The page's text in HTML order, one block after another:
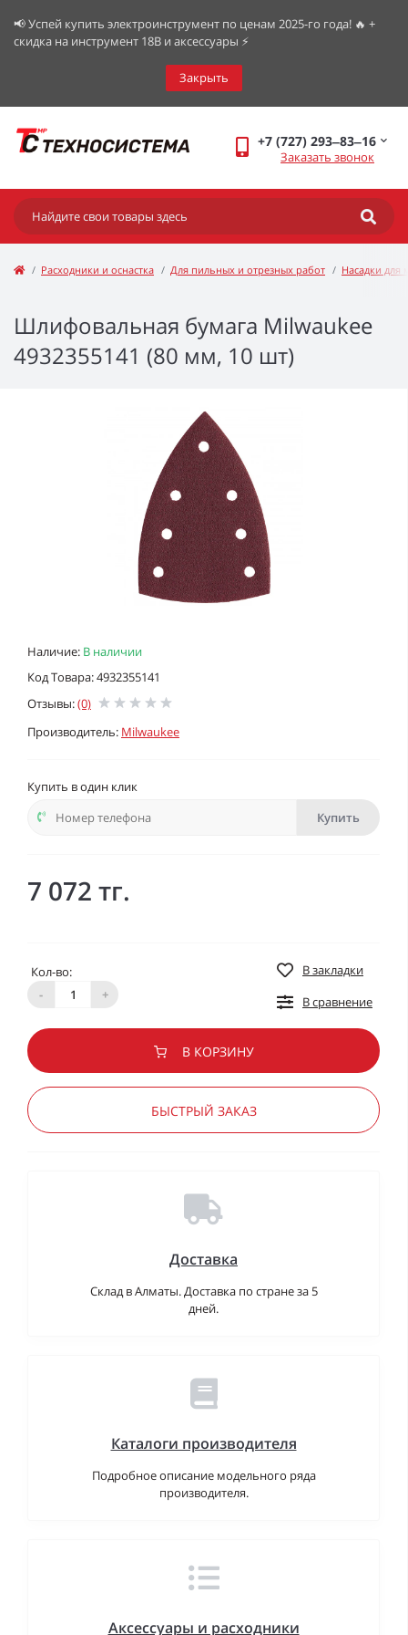
📢 Успей купить электроинструмент по ценам 2025-го года! 🔥 +
скидка на инструмент 18В и аксессуары ⚡️
Закрыть
+7 (727) 293‒83‒16
Заказать звонок
Расходники и оснастка Для пильных и отрезных работ Насадки для
Шлифовальная бумага Milwaukee
4932355141 (80 мм, 10 шт)
Наличие: В наличии
Код Товара: 4932355141
Отзывы:(0)
Производитель: Milwaukee
Купить в один клик
Купить
7 072 тг.
Кол-во:
-
+
В закладки
В сравнение
В КОРЗИНУ
БЫСТРЫЙ ЗАКАЗ
Доставка
Склад в Алматы. Доставка по стране за 5
дней.
Каталоги производителя
Подробное описание модельного ряда
производителя.
Аксессуары и расходники